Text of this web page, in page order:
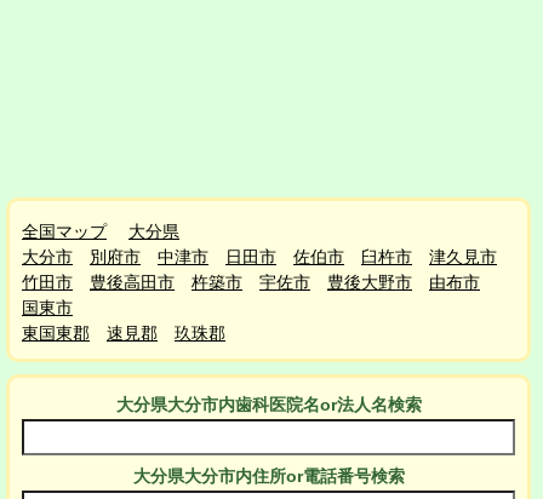
全国マップ
大分県
大分市
別府市 中津市 日田市 佐伯市 臼杵市
津久見市
竹田市
豊後高田市 杵築市 宇佐市 豊後大野市
由布市
国東市
東国東郡
速見郡 玖珠郡
大分県大分市内歯科医院名or法人名検索
大分県大分市内住所or電話番号検索